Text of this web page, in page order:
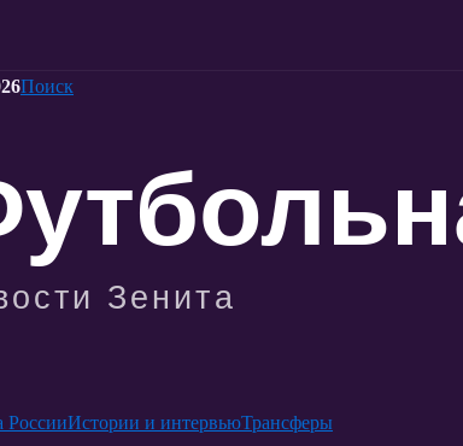
Поиск
РоссииИстории и интервьюТрансферы